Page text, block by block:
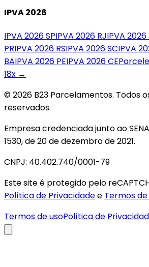
IPVA 2026
IPVA 2026SPIPVA 2026 RJIPVA 2026
PRIPVA 2026 RSIPVA 2026SCIPVA
BAIPVA 2026 PEIPVA 2026CE
18x →
© 2026 B23 Parcelamentos. Todos
reservados.
Empresa credenciada junto ao
1530, de 20 de dezembro de 2021.
CNPJ: 40.402.740/0001-79
Este site é protegido pelo
Política de Privacidadee Termos
Termos de usoPolítica de